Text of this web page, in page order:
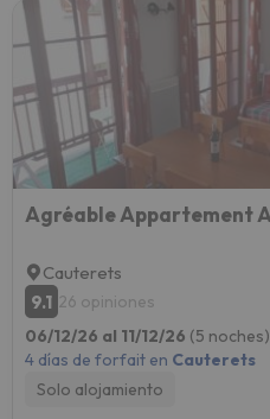
Cauterets
9.1 26 opiniones
06/12/26 al 11/12/26 (5 noches)
4 días de forfait en Cauterets
Solo alojamiento